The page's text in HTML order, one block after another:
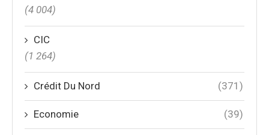
(4 004)
CIC
(1 264)
Crédit Du Nord (371)
Economie (39)